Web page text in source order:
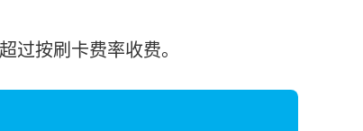
按刷卡费率收费。